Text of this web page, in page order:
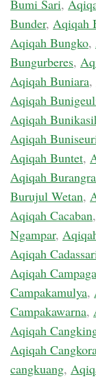
Bumi Sari,
Bunder, Aqiqah
Aqiqah Bungko,
Bungurberes,
Aqiqah Buniara,
Aqiqah
Aqiqah
Aqiqah
Aqiqah Buntet,
Aqiqah
Burujul Wetan,
Aqiqah Cacaban,
Ngampar,
Aqiqah
Aqiqah Campaga
Campakamulya,
Campakawarna,
Aqiqah
Aqiqah
cangkuang,